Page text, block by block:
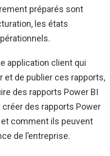
préparés sont
les états
application client qui
et de publier ces rapports,
des rapports Power BI
des rapports Power
et comment ils peuvent
de l’entreprise.